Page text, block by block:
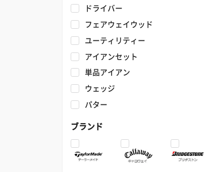
ドライバー
フェアウェイウッド
ユーティリティー
アイアンセット
単品アイアン
ウェッジ
パター
ブランド